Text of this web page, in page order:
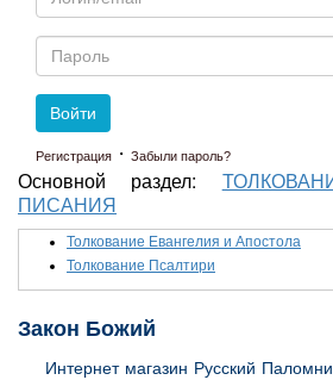
Пароль
Войти
Регистрация · Забыли пароль?
Основной раздел:
ПИСАНИЯ
Толкование Евангелия и Апостола
Толкование Псалтири
Закон Божий
Интернет магазин Русский